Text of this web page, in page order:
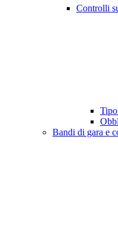
Controlli
Bandi di gara e